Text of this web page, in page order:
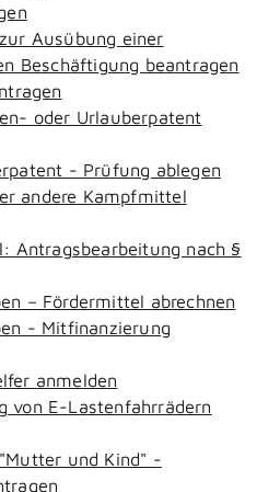
Ausübung einer
Beschäftigung beantragen
oder Urlauberpatent
- Prüfung ablegen
andere Kampfmittel
Antragsbearbeitung nach §
– Fördermittel abrechnen
- Mitfinanzierung
anmelden
von E-Lastenfahrrädern
und Kind" -